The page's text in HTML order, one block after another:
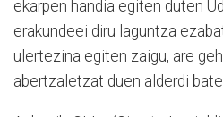
ekarpen handia egiten duten
erakundeei diru laguntza
ulertezina egiten zaigu, are
abertzaletzat duen alderdi